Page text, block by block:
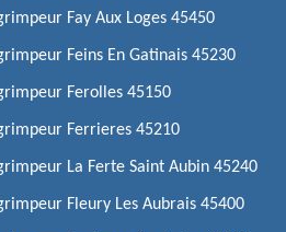
Fay Aux Loges 45450
Feins En Gatinais 45230
Ferolles 45150
Ferrieres 45210
La Ferte Saint Aubin 45240
Fleury Les Aubrais 45400